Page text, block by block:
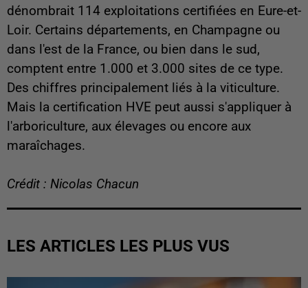
dénombrait 114 exploitations certifiées en Eure-et-
Loir. Certains départements, en Champagne ou
dans l'est de la France, ou bien dans le sud,
comptent entre 1.000 et 3.000 sites de ce type.
Des chiffres principalement liés à la viticulture.
Mais la certification HVE peut aussi s'appliquer à
l'arboriculture, aux élevages ou encore aux
maraîchages.
Crédit : Nicolas Chacun
LES ARTICLES LES PLUS VUS